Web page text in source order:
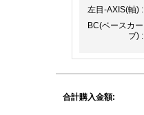
左目-AXIS(軸) :
BC(ベースカー
ブ) :
合計購入金額: